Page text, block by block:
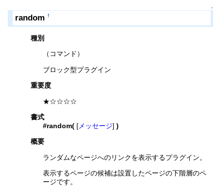
↑
random †
種別
（コマンド）
ブロック型プラグイン
重要度
★☆☆☆☆
書式
#random( [ メッセージ])
概要
ランダムなページへのリンクを表示するプラグイン。
表示するページの候補は設置したページの下階層のペ
ージです。